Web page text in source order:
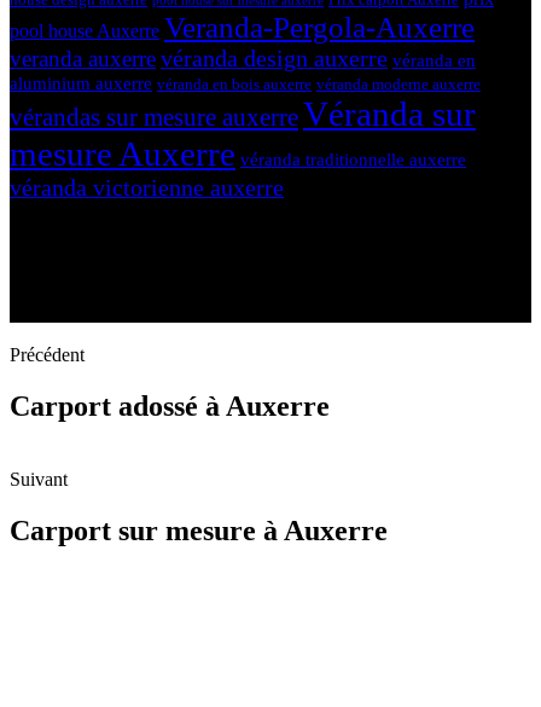
pool house Auxerre Veranda-Pergola-Auxerre
veranda auxerrevéranda design auxerre véranda en
aluminium auxerre véranda en bois auxerre véranda moderne auxerre
vérandas sur mesure auxerreVéranda sur
mesure Auxerre véranda traditionnelle auxerre
véranda victorienne auxerre
Précédent
Carport adossé à Auxerre
Suivant
Carport sur mesure à Auxerre